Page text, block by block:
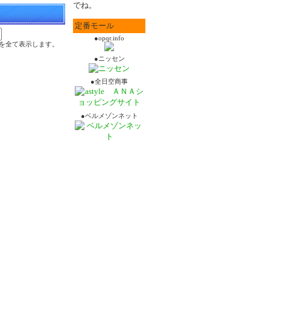
全て表示します。
でね。
定番モール
●opqr.info
●ニッセン
●全日空商事
●ベルメゾンネット